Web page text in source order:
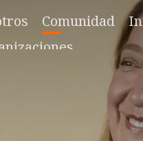
Comunidad